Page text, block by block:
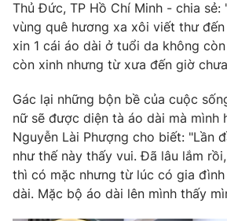
Thị trường 24h Tấm
VTV4 Vươn
VTV9 VTV8
Liên hệ tòa soạn English
Thủ Đức, TP Hồ Chí Minh - chia sẻ:
vùng quê hương xa xôi viết thư
xin 1 cái áo dài ở tuổi da không
còn xinh nhưng từ xưa đến giờ
Gác lại những bộn bề của cuộc
nữ sẽ được diện tà áo dài mà mình
Nguyễn Lài Phượng cho biết: "Lần
như thế này thấy vui. Đã lâu lắm
thì có mặc nhưng từ lúc có gia
dài. Mặc bộ áo dài lên mình thấy